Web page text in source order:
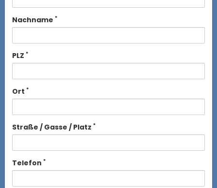
Nachname *
PLZ *
Ort *
Straße / Gasse / Platz *
Telefon *